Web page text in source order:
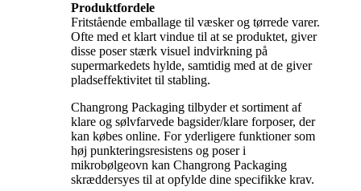
Produktfordele
Fritstående emballage til væsker og tørrede varer.
Ofte med et klart vindue til at se produktet, giver
disse poser stærk visuel indvirkning på
supermarkedets hylde, samtidig med at de giver
pladseffektivitet til stabling.
Changrong Packaging tilbyder et sortiment af
klare og sølvfarvede bagsider/klare forposer, der
kan købes online. For yderligere funktioner som
høj punkteringsresistens og poser i
mikrobølgeovn kan Changrong Packaging
skræddersyes til at opfylde dine specifikke krav.